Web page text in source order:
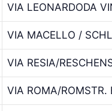
VIA LEONARDODA
VIA MACELLO /
VIA RESIA/
VIA ROMA/ROMSTR.